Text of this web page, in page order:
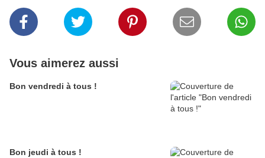
Vous aimerez aussi
Bon vendredi à tous !
Bon jeudi à tous !